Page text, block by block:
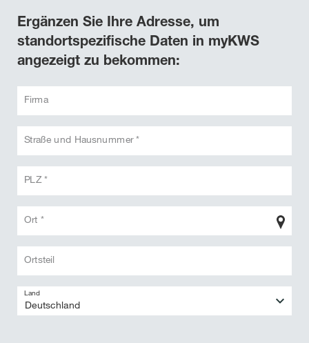
Ergänzen Sie Ihre Adresse, um
standortspezifische Daten in myKWS
angezeigt zu bekommen:
Firma
Straße und Hausnummer *
PLZ *
Ort *
Ortsteil
Land